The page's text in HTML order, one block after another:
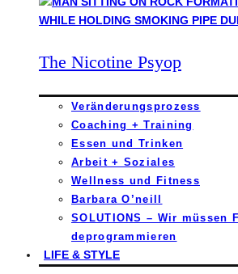
The Nicotine Psyop
Veränderungsprozess
Coaching + Training
Essen und Trinken
Arbeit + Soziales
Wellness und Fitness
Barbara O’neill
SOLUTIONS – Wir müssen
deprogrammieren
LIFE & STYLE